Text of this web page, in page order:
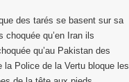
des tarés se basent sur sa
qu’en Iran ils
qu’au Pakistan des
la Police de la Vertu bloque les